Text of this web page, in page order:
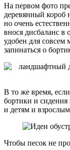
На первом фото
деревянный короб
но очень
внося дисбаланс
удобен для совсем
запинаться о
В то же время,
бортики и сидения
и детям и
Чтобы песок не